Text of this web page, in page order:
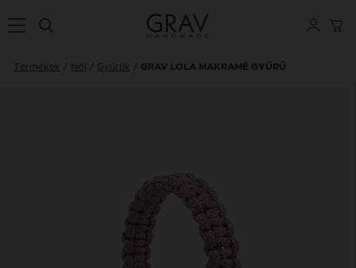
Termékek Női Gyűrűk GRAV LOLA MAKRAMÉ GYŰRŰ